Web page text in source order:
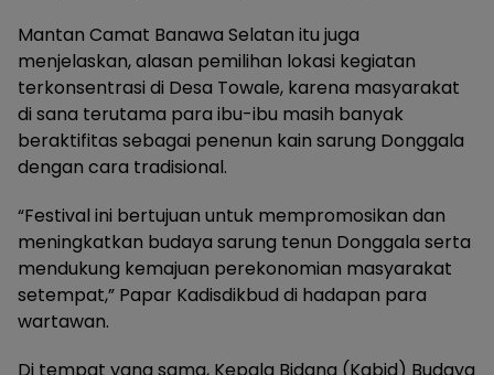
Mantan Camat Banawa Selatan itu juga
menjelaskan, alasan pemilihan lokasi kegiatan
terkonsentrasi di Desa Towale, karena masyarakat
di sana terutama para ibu-ibu masih banyak
beraktifitas sebagai penenun kain sarung Donggala
dengan cara tradisional.
“Festival ini bertujuan untuk mempromosikan dan
meningkatkan budaya sarung tenun Donggala serta
mendukung kemajuan perekonomian masyarakat
setempat,” Papar Kadisdikbud di hadapan para
wartawan.